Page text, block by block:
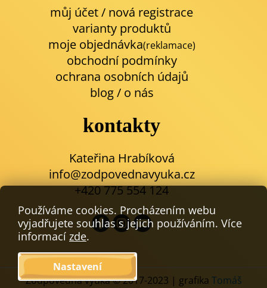
Používáme cookies. Procházením webu
vyjadřujete souhlas s jejich používáním. Více
informací zde.
Nastavení
můj účet / nová registrace
varianty produktů
moje objednávka(reklamace)
obchodní podmínky
ochrana osobních údajů
blog/ o nás
kontakty
Kateřina Hrabíková
info@zodpovednavyuka.cz
+420 775 554 124
Zodpovědná výuka © 2017-2023 | grafika Tomáš